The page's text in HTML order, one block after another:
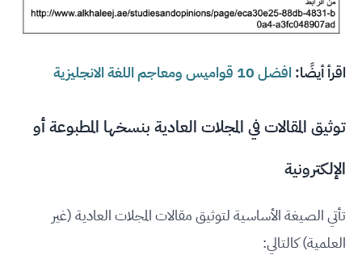
اقرأ أيضًا: افضل 10 قواميس ومعاجم اللغة الانجليزية
توثيق المقالات في المجلات العادية بنسخها المطبوعة أو
الإلكترونية
تأتي الصيغة الأساسية لتوثيق مقالات المجلات العادية (غير
العلمية) كالتالي: